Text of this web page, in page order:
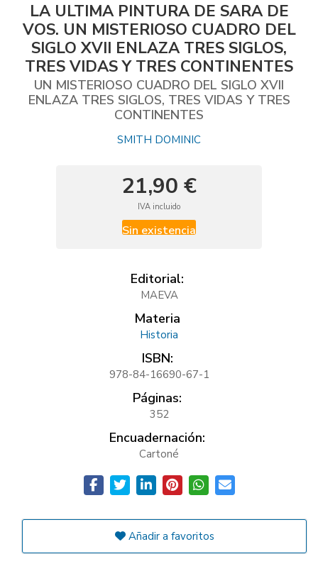
LA ULTIMA PINTURA DE SARA DE
VOS. UN MISTERIOSO CUADRO DEL
SIGLO XVII ENLAZA TRES SIGLOS,
TRES VIDAS Y TRES CONTINENTES
UN MISTERIOSO CUADRO DEL SIGLO XVII
ENLAZA TRES SIGLOS, TRES VIDAS Y TRES
CONTINENTES
SMITH DOMINIC
21,90 €
IVA incluido
Sin existencia
Editorial:
MAEVA
Materia
Historia
ISBN:
978-84-16690-67-1
Páginas:
352
Encuadernación:
Cartoné
Añadir a favoritos